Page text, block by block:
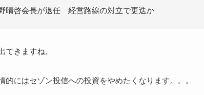
晴啓会長が退任 経営路線の対立で更迭か
てきますね。
にはセゾン投信への投資をやめたくなります。。。